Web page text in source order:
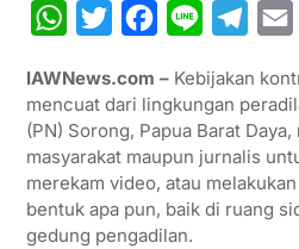
W
a
t
s
A
p
i
t
t
e
r
e
b
o
o
n
e
l
e
g
r
a
l
IAWNews.com –Kebijakan
mencuat dari lingkungan
(PN) Sorong, Papua Barat
masyarakat maupun jurnalis
merekam video, atau
bentuk apa pun, baik di ruang
gedung pengadilan.